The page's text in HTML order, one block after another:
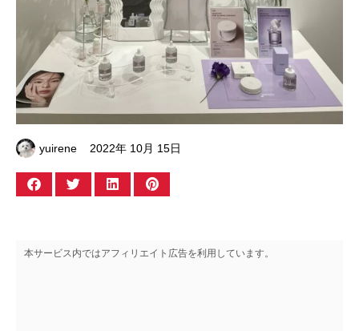
yuirene 2022年 10月 15日
本サービス内ではアフィリエイト広告を利用しています。